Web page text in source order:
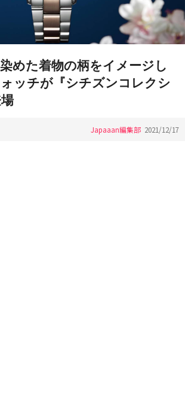
めた着物の柄をイメージし
ッチが『シチズンコレクシ
Japaaan編集部 2021/12/17